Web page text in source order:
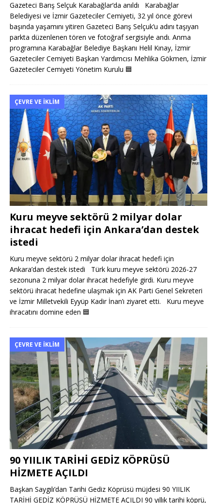
Gazeteci Barış Selçuk Karabağlar‘da anıldı Karabağlar
Belediyesi ve İzmir Gazeteciler Cemiyeti, 32 yıl önce görevi
başında yaşamını yitiren Gazeteci Barış Selçuk’u adını taşıyan
parkta düzenlenen tören ve fotoğraf sergisiyle andı. Anma
programına Karabağlar Belediye Başkanı Helil Kınay, İzmir
Gazeteciler Cemiyeti Başkan Yardımcısı Mehlika Gökmen, İzmir
Gazeteciler Cemiyeti Yönetim Kurulu 🟦
ÇEVRE VE İKLIM
Kuru meyve sektörü 2 milyar dolar
ihracat hedefi için Ankara’dan destek
istedi
Kuru meyve sektörü 2 milyar dolar ihracat hedefi için
Ankara’dan destek istedi Türk kuru meyve sektörü 2026-27
sezonuna 2 milyar dolar ihracat hedefiyle girdi. Kuru meyve
sektörü ihracat hedefine ulaşmak için AK Parti Genel Sekreteri
ve İzmir Milletvekili Eyyüp Kadir İnan’ı ziyaret etti. Kuru meyve
ihracatını domine eden 🟦
ÇEVRE VE İKLIM
90 YIILIK TARİHİ GEDİZ KÖPRÜSÜ
HİZMETE AÇILDI
Başkan Saygılı’dan Tarihi Gediz Köprüsü müjdesi 90 YIILIK
TARİHİ GEDİZ KÖPRÜSÜ HİZMETE AÇILDI 90 yıllık tarihi köprü,